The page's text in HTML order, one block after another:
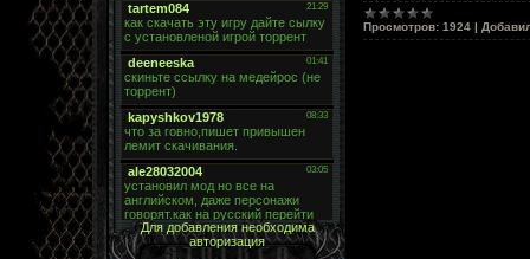
Для добавления необходима
авторизация
Просмотров: 1924 |